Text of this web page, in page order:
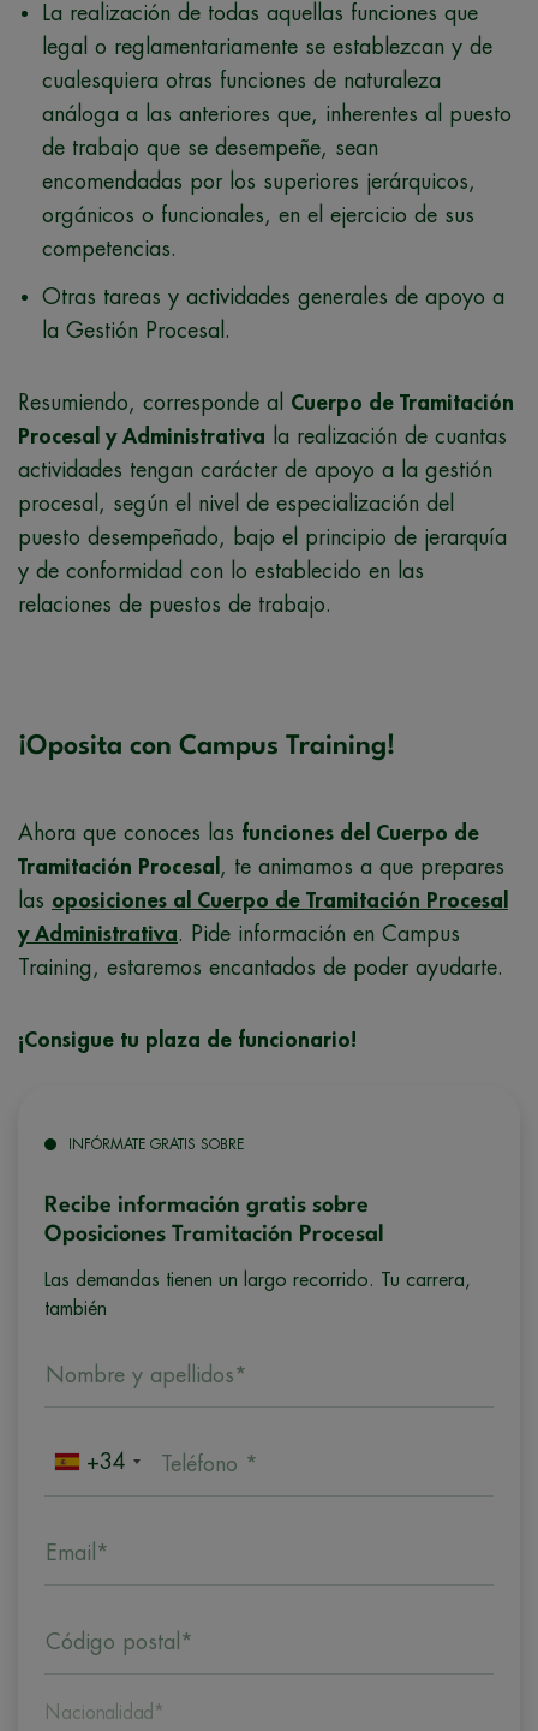
La realización de todas aquellas funciones que
legal o reglamentariamente se establezcan y de
cualesquiera otras funciones de naturaleza
análoga a las anteriores que, inherentes al puesto
de trabajo que se desempeñe, sean
encomendadas por los superiores jerárquicos,
orgánicos o funcionales, en el ejercicio de sus
competencias.
Otras tareas y actividades generales de apoyo a
la Gestión Procesal.
Resumiendo, corresponde al Cuerpo de Tramitación
Procesal y Administrativa la realización de cuantas
actividades tengan carácter de apoyo a la gestión
procesal, según el nivel de especialización del
puesto desempeñado, bajo el principio de jerarquía
y de conformidad con lo establecido en las
relaciones de puestos de trabajo.
¡Oposita con Campus Training!
Ahora que conoces las funciones del Cuerpo de
Tramitación Procesal
, te animamos a que prepares
las oposiciones al Cuerpo de Tramitación Procesal
y Administrativa . Pide información en Campus
Training, estaremos encantados de poder ayudarte.
¡Consigue tu plaza de funcionario!
INFÓRMATE GRATIS SOBRE
Recibe información gratis sobre
Oposiciones Tramitación Procesal
Las demandas tienen un largo recorrido. Tu carrera,
también
Nombre y apellidos*
+34 Teléfono *
Email*
Código postal*
Nacionalidad*